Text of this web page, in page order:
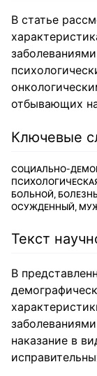
В статье
отбывающих
Ключевые
СОЦИАЛЬНО-
БОЛЬНОЙ,
ОСУЖДЕННЫЙ,
Текст
В
наказание в